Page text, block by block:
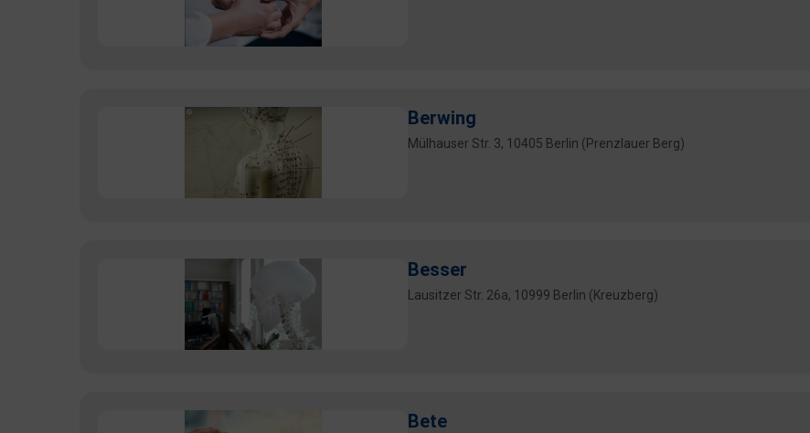
Berwing
Mülhauser Str. 3, 10405 Berlin (Prenzlauer Berg)
Besser
Lausitzer Str. 26a, 10999 Berlin (Kreuzberg)
Bete